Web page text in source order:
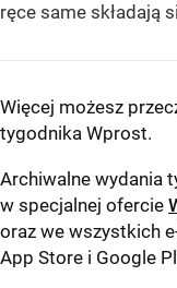
ręce same składają
Więcej możesz
tygodnika Wprost.
Archiwalne wydania
w specjalnej ofercie
oraz we wszystkich
App Store i Google